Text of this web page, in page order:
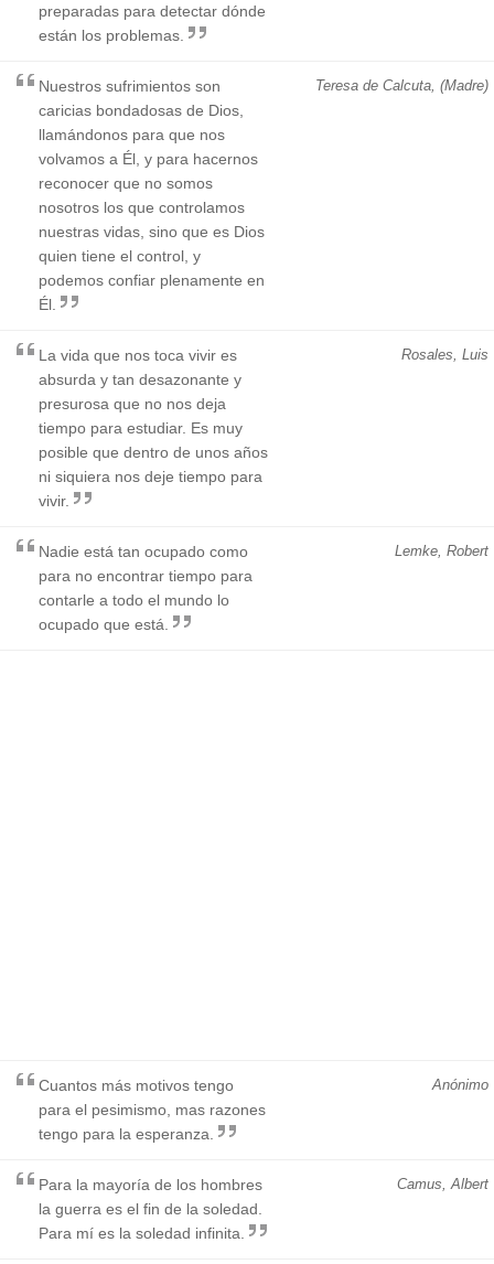
preparadas para detectar dónde
están los problemas.
Teresa de Calcuta, (Madre)
Nuestros sufrimientos son
caricias bondadosas de Dios,
llamándonos para que nos
volvamos a Él, y para hacernos
reconocer que no somos
nosotros los que controlamos
nuestras vidas, sino que es Dios
quien tiene el control, y
podemos confiar plenamente en
Él.
Rosales, Luis
La vida que nos toca vivir es
absurda y tan desazonante y
presurosa que no nos deja
tiempo para estudiar. Es muy
posible que dentro de unos años
ni siquiera nos deje tiempo para
vivir.
Lemke, Robert
Nadie está tan ocupado como
para no encontrar tiempo para
contarle a todo el mundo lo
ocupado que está.
Anónimo
Cuantos más motivos tengo
para el pesimismo, mas razones
tengo para la esperanza.
Camus, Albert
Para la mayoría de los hombres
la guerra es el fin de la soledad.
Para mí es la soledad infinita.